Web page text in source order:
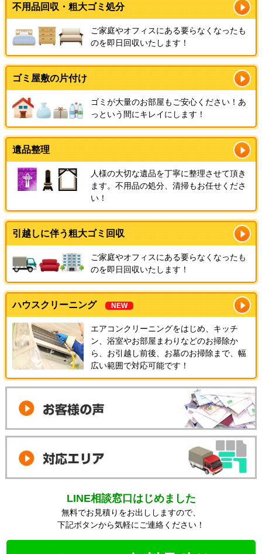
不用品回収・粗大ゴミ処分
ご家庭やオフィスにある要らなくなったも
のを即日回収いたします！
ゴミ屋敷の片付け
ゴミが大量のお部屋もご安心ください！あ
っという間にキレイにします！
遺品整理
人様の大切な遺品を丁寧に整理させて頂き
ます。不用品の処分、清掃もお任せくださ
い！
引越しに伴う粗大ゴミ回収
ご家庭やオフィスにある要らなくなったも
のを即日回収いたします！
ハウスクリーニング NEW
エアコンクリーニングをはじめ、キッチ
ン、浴室やお部屋まわりなどのお掃除か
ら、お引越し前後、お墓のお掃除まで、幅
広い範囲で対応可能です！
LINE相談窓口はじめました
無料でお見積りをお出ししますので、
下記ボタンから気軽にご連絡ください！